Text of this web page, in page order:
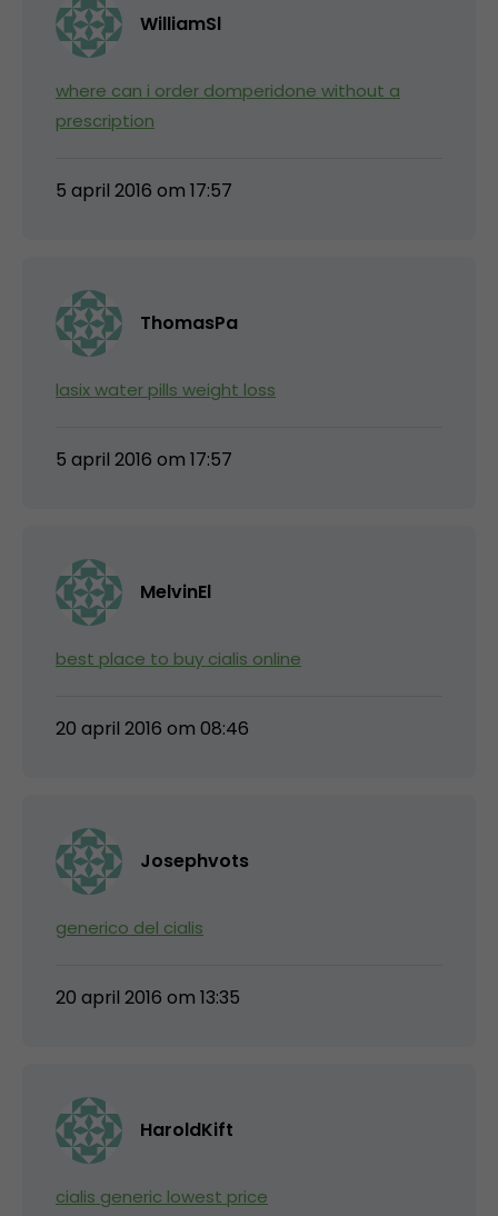
WilliamSl
where can i order domperidone without a
prescription
5 april 2016 om 17:57
ThomasPa
lasix water pills weight loss
5 april 2016 om 17:57
MelvinEl
best place to buy cialis online
20 april 2016 om 08:46
Josephvots
generico del cialis
20 april 2016 om 13:35
HaroldKift
cialis generic lowest price